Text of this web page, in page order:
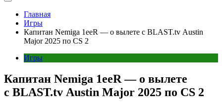
Главная
Игры
Капитан Nemiga 1eeR — о вылете с BLAST.tv Austin
Major 2025 по CS 2
Игры
Капитан Nemiga 1eeR — о вылете
с BLAST.tv Austin Major 2025 по CS 2